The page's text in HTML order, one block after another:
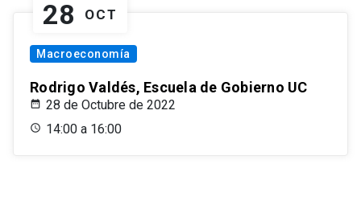
28 OCT
Macroeconomía
Rodrigo Valdés, Escuela de Gobierno UC
28 de Octubre de 2022
14:00 a 16:00